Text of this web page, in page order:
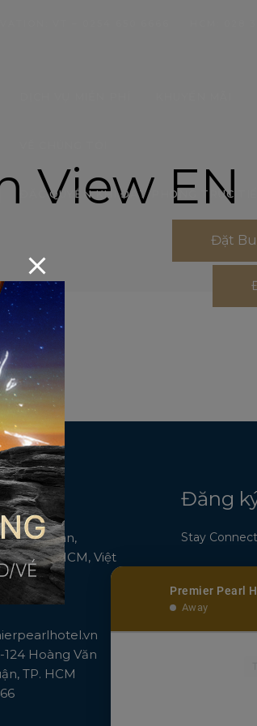
ĐẶC QUYỀN KHI ĐẶT PHÒNG TRỰC
Đặt
View EN
Thùy Vân,
Tàu, TP HCM, Việt
124 Hoàng Văn
TP. HCM
Đăng
Stay
Premier Pearl
Away